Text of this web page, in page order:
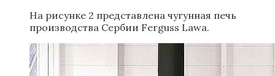
На рисунке 2 представлена чугунная печь
производства Сербии Ferguss Lawa.